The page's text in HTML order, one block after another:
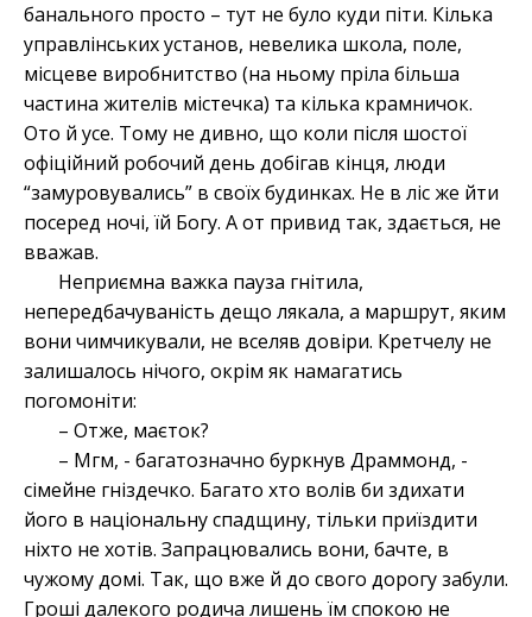
банального просто – тут не було куди піти. Кілька
управлінських установ, невелика школа, поле,
місцеве виробнитство (на ньому пріла більша
частина жителів містечка) та кілька крамничок.
Ото й усе. Тому не дивно, що коли після шостої
офіційний робочий день добігав кінця, люди
“замуровувались” в своїх будинках. Не в ліс же йти
посеред ночі, їй Богу. А от привид так, здається, не
вважав.
Неприємна важка пауза гнітила,
непередбачуваність дещо лякала, а маршрут, яким
вони чимчикували, не вселяв довіри. Кретчелу не
залишалось нічого, окрім як намагатись
погомоніти:
– Отже, маєток?
– Мгм, - багатозначно буркнув Драммонд, -
сімейне гніздечко. Багато хто волів би здихати
його в національну спадщину, тільки приїздити
ніхто не хотів. Запрацювались вони, бачте, в
чужому домі. Так, що вже й до свого дорогу забули.
Гроші далекого родича лишень їм спокою не